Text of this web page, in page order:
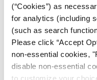
(“Cookies”) as
for analytics (including
(such as search
Please click “Accept
non-essential cookies,
disable non-essential
to customize your
significativamente el
experto en corrosión de
el enfoque adecuado